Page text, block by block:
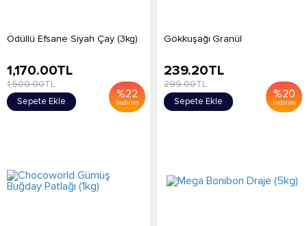
Ödüllü Efsane Siyah Çay (3kg)
%22
İndirim
1,170.00TL
1,500.00TL
Sepete Ekle
Gökkuşağı Granül
%20
İndirim
239.20TL
299.00TL
Sepete Ekle